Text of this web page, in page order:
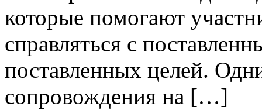
которые помогают
справляться с
поставленных целей.
сопровождения на […]